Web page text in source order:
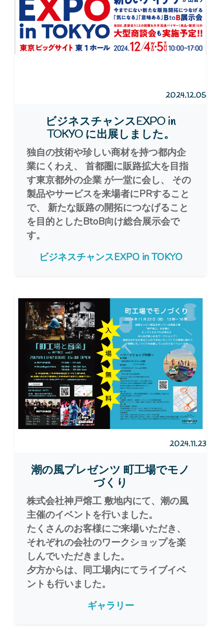
2024.12.05
ビジネスチャンスEXPO in
TOKYO に出展しました。
独自の技術や珍しい商材を持つ都内企
業にくわえ、 首都圏に販路拡大を目指
す東京都外の企業 が一堂に会し、 その
製品やサービスを来場者にPRすること
で、 新たな販路の開拓につなげること
を目的としたBtoB向け総合展示会で
す。
ビジネスチャンスEXPO in TOKYO
2024.11.23
潮の風プレゼンツ 町工場でモノ
づくり
株式会社神戸熔工 敷地内にて、潮の風
主催のイベントを行いました。
たくさんのお客様にご来場いただき、
それぞれの会社のワークショップを楽
しんでいただきました。
夕方からは、同工場内にてライブイベ
ントも行いました。
ギャラリー